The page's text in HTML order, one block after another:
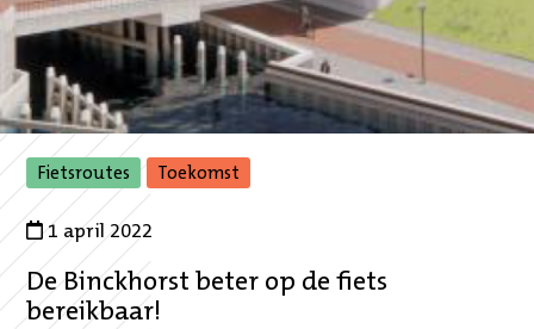
Fietsroutes
gefilterde
overzicht
Toekomst
1 april 2022
De Binckhorst beter op de fiets
bereikbaar!